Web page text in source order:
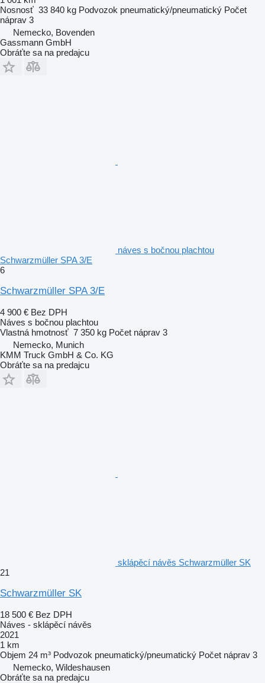
Nosnosť 33 840 kg Podvozok pneumatický/pneumatický Počet
náprav 3
Nemecko, Bovenden
Gassmann GmbH
Obráťte sa na predajcu
náves s bočnou plachtou
Schwarzmüller SPA 3/E
6
Schwarzmüller SPA 3/E
4 900 € Bez DPH
Náves s bočnou plachtou
Vlastná hmotnosť 7 350 kg Počet náprav 3
Nemecko, Munich
KMM Truck GmbH & Co. KG
Obráťte sa na predajcu
sklápěcí návěs Schwarzmüller SK
21
Schwarzmüller SK
18 500 € Bez DPH
Náves - sklápěcí návěs
2021
1 km
Objem 24 m³ Podvozok pneumatický/pneumatický Počet náprav 3
Nemecko, Wildeshausen
Obráťte sa na predajcu